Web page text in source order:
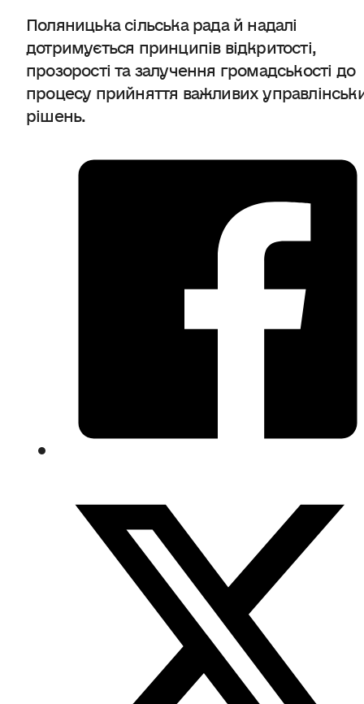
Поляницька сільська рада й надалі
дотримується принципів відкритості,
прозорості та залучення громадськості до
процесу прийняття важливих
рішень.